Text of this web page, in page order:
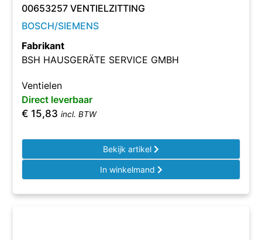
00653257 VENTIELZITTING
BOSCH/SIEMENS
Fabrikant
BSH HAUSGERÄTE SERVICE GMBH
Ventielen
Direct leverbaar
€ 15,83 incl. BTW
Bekijk artikel
In winkelmand